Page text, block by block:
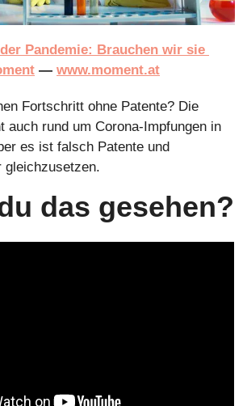
Pandemie: Brauchen wir sie
— www.moment.at
Fortschritt ohne Patente? Die
auch rund um Corona-Impfungen in
es ist falsch Patente und
gleichzusetzen.
das gesehen?